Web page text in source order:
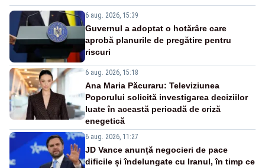
6 aug. 2026, 15:39
Guvernul a adoptat o hotărâre care
aprobă planurile de pregătire pentru
riscuri
6 aug. 2026, 15:18
Ana Maria Păcuraru: Televiziunea
Poporului solicită investigarea deciziilor
luate în această perioadă de criză
enegetică
6 aug. 2026, 11:27
JD Vance anunță negocieri de pace
dificile și îndelungate cu Iranul, în timp ce